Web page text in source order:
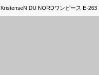
KristenseN DU NORDワンピース E-263